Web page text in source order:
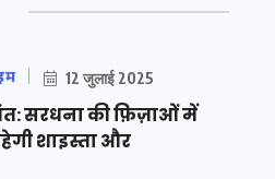
12 जुलाई 2025
सरधना की फ़िज़ाओं में
शाइस्ता और